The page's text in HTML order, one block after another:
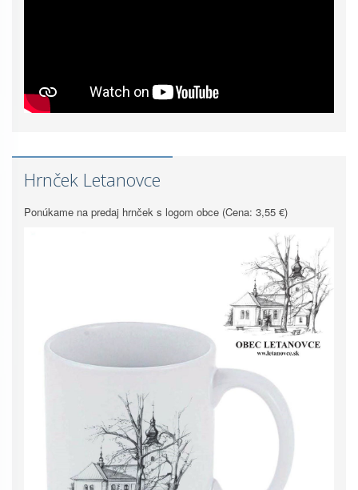
Hrnček Letanovce
Ponúkame na predaj hrnček s logom obce (Cena: 3,55 €)